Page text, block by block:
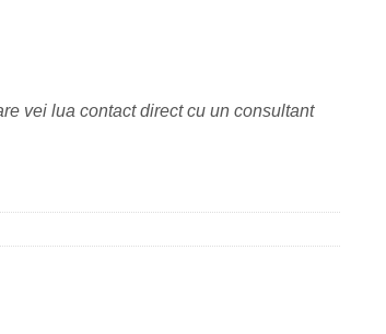
vei lua contact direct cu un consultant